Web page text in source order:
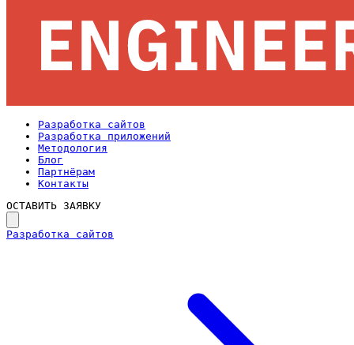
Разработка сайтов
Разработка приложений
Методология
Блог
Партнёрам
Контакты
ОСТАВИТЬ ЗАЯВКУ
Разработка сайтов